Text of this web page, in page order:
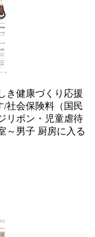
き健康づくり応援
社会保険料（国民
リボン・児童虐待
～男子 厨房に入る